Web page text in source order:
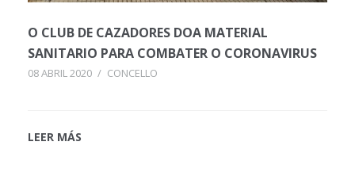
O CLUB DE CAZADORES DOA MATERIAL
SANITARIO PARA COMBATER O CORONAVIRUS
08 ABRIL 2020 / CONCELLO
LEER MÁS